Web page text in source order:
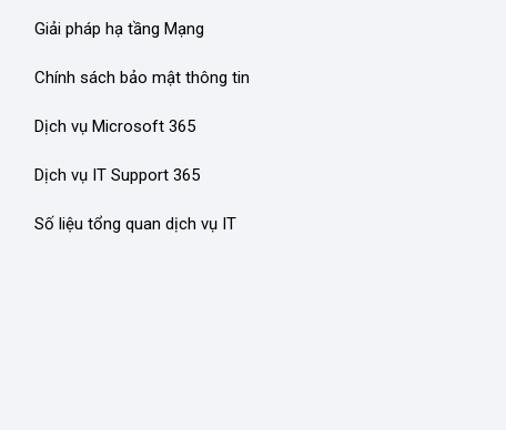
Giải pháp hạ tầng Mạng
Chính sách bảo mật thông tin
Dịch vụ Microsoft 365
Dịch vụ IT Support 365
Số liệu tổng quan dịch vụ IT